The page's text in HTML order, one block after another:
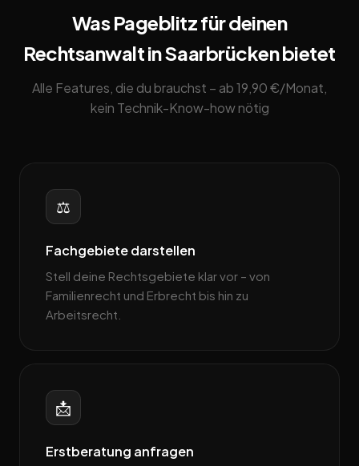
Was Pageblitz für deinen
Rechtsanwalt in Saarbrücken bietet
Alle Features, die du brauchst – ab 19,90 €/Monat,
kein Technik-Know-how nötig
⚖️
Fachgebiete darstellen
Stell deine Rechtsgebiete klar vor – von
Familienrecht und Erbrecht bis hin zu
Arbeitsrecht.
📩
Erstberatung anfragen